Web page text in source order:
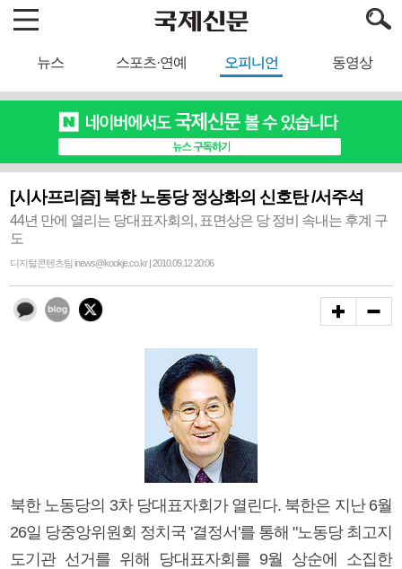
뉴스 스포츠·연예 오피니언 동영상
[시사프리즘] 북한 노동당 정상화의 신호탄 /서주석
44년 만에 열리는 당대표자회의, 표면상은 당 정비 속내는 후계 구
도
디지털콘텐츠팀 inews@kookje.co.kr | 2010.09.12 20:06
북한 노동당의 3차 당대표자회가 열린다. 북한은 지난 6월
26일 당중앙위원회 정치국 '결정서'를 통해 "노동당 최고지
도기관 선거를 위해 당대표자회를 9월 상순에 소집한